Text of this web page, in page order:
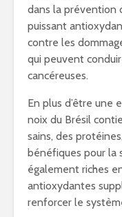
dans la prévention
puissant
contre les
qui peuvent
cancéreuses.
En plus d’être une
noix du Brésil
sains, des
bénéfiques pour la
également riches
antioxydantes
renforcer le